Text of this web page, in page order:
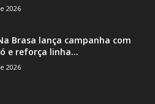
2026
Brasa lança campanha com
e reforça linha...
2026